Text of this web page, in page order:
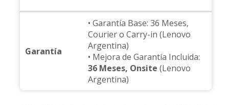
Garantía
• Garantía Base: 36 Meses,
Courier o Carry-in (Lenovo
Argentina)
• Mejora de Garantía Incluida:
36 Meses, Onsite (Lenovo
Argentina)